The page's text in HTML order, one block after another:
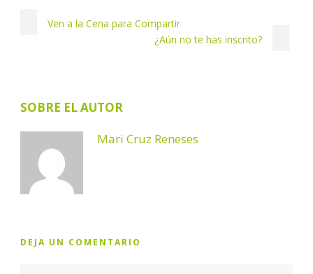
Ven a la Cena para Compartir
¿Aún no te has inscrito?
SOBRE EL AUTOR
Mari Cruz Reneses
DEJA UN COMENTARIO